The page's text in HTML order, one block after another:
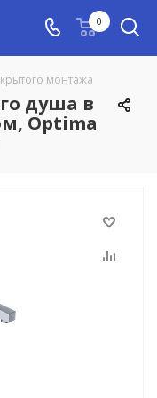
0
монтажа
душа в
Optima